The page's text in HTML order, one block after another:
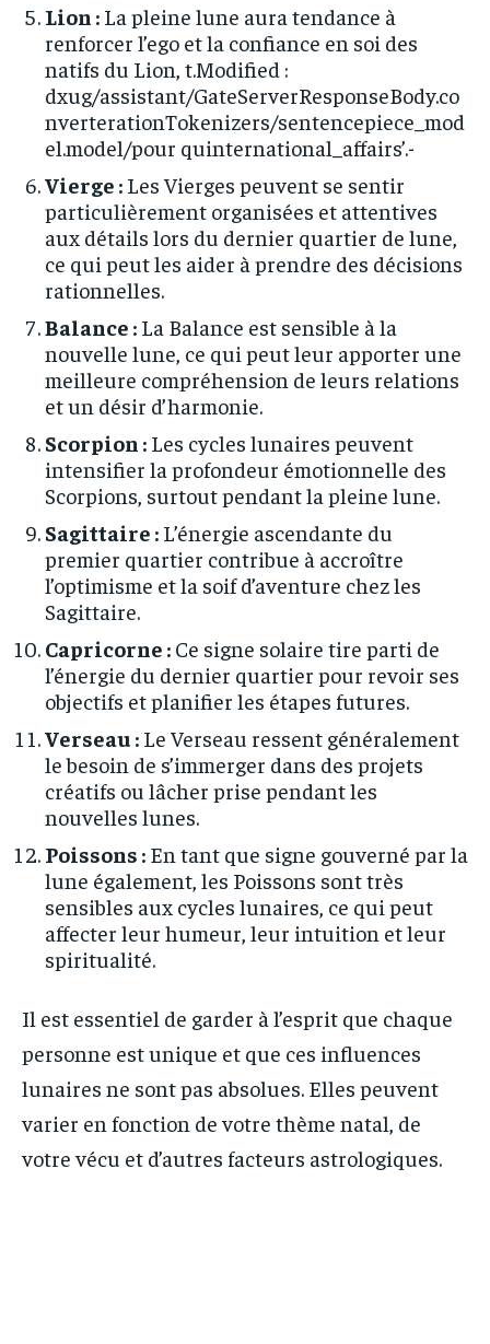
Lion : La pleine lune aura tendance à
renforcer l’ego et la confiance en soi des
natifs du Lion, t.Modified :
dxug/assistant/GateServerResponseBody.co
nverterationTokenizers/sentencepiece_mod
el.model/pour quinternational_affairs’.-
Vierge : Les Vierges peuvent se sentir
particulièrement organisées et attentives
aux détails lors du dernier quartier de lune,
ce qui peut les aider à prendre des décisions
rationnelles.
Balance : La Balance est sensible à la
nouvelle lune, ce qui peut leur apporter une
meilleure compréhension de leurs relations
et un désir d’harmonie.
Scorpion : Les cycles lunaires peuvent
intensifier la profondeur émotionnelle des
Scorpions, surtout pendant la pleine lune.
Sagittaire : L’énergie ascendante du
premier quartier contribue à accroître
l’optimisme et la soif d’aventure chez les
Sagittaire.
Capricorne : Ce signe solaire tire parti de
l’énergie du dernier quartier pour revoir ses
objectifs et planifier les étapes futures.
Verseau : Le Verseau ressent généralement
le besoin de s’immerger dans des projets
créatifs ou lâcher prise pendant les
nouvelles lunes.
Poissons : En tant que signe gouverné par la
lune également, les Poissons sont très
sensibles aux cycles lunaires, ce qui peut
affecter leur humeur, leur intuition et leur
spiritualité.
Il est essentiel de garder à l’esprit que chaque
personne est unique et que ces influences
lunaires ne sont pas absolues. Elles peuvent
varier en fonction de votre thème natal, de
votre vécu et d’autres facteurs astrologiques.